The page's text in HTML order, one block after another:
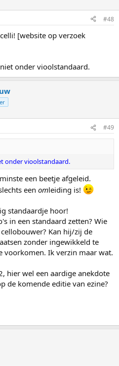
#48
[website op verzoek
onder vioolstandaard.
#49
onder vioolstandaard.
een beetje afgeleid.
een omleiding is!
standaardje hoor!
in een standaard zetten? Wie
Kan hij/zij de
zonder ingewikkeld te
voorkomen. Ik verzin maar wat.
hier wel een aardige anekdote
de komende editie van ezine?